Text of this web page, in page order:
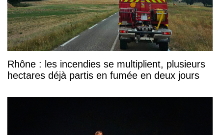
Rhône : les incendies se multiplient, plusieurs
hectares déjà partis en fumée en deux jours